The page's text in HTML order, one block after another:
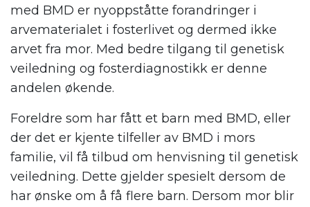
med BMD er nyoppståtte forandringer i
arvematerialet i fosterlivet og dermed ikke
arvet fra mor. Med bedre tilgang til genetisk
veiledning og fosterdiagnostikk er denne
andelen økende.
Foreldre som har fått et barn med BMD, eller
der det er kjente tilfeller av BMD i mors
familie, vil få tilbud om henvisning til genetisk
veiledning. Dette gjelder spesielt dersom de
har ønske om å få flere barn. Dersom mor blir